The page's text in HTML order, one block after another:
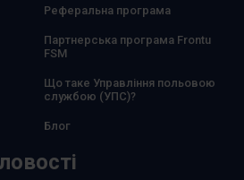
Реферальна програма
Партнерська програма Frontu
FSM
Що таке Управління польовою
службою (УПС)?
Блог